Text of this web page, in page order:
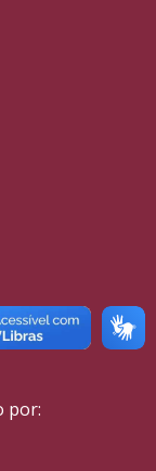
por: